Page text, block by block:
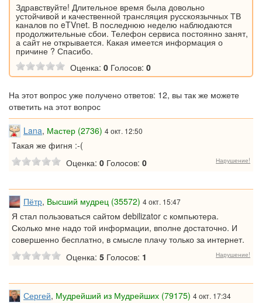
Здравствуйте! Длительное время была довольно
устойчивой и качественной трансляция русскоязычных ТВ
каналов по eTVnet. В последнюю неделю наблюдаются
продолжительные сбои. Телефон сервиса постоянно занят,
а сайт не открывается. Какая имеется информация о
причине ? Спасибо.
Оценка: 0 Голосов: 0
На этот вопрос уже получено ответов: 12, вы так же можете
ответить на этот вопрос
Lana, Мастер (2736) 4 окт. 12:50
Такая же фигня :-(
Оценка: 0 Голосов: 0 Нарушение!
Пётр, Высший мудрец (35572) 4 окт. 15:47
Я стал пользоваться сайтом debilizator с компьютера.
Сколько мне надо той информации, вполне достаточно. И
совершенно бесплатно, в смысле плачу только за интернет.
Оценка: 5 Голосов: 1 Нарушение!
Сергей, Мудрейший из Мудрейших (79175) 4 окт. 17:34